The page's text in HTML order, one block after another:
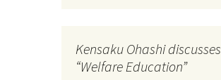
Kensaku Ohashi discusses
“Welfare Education”